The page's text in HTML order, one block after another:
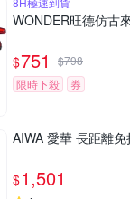
WONDER旺德仿古
$751 $798
限時下殺
券
AIWA 愛華 長距離
$1,501